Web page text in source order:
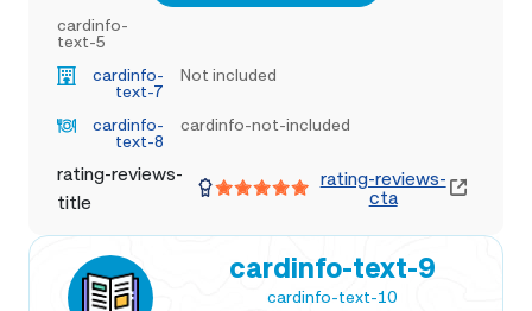
cardinfo-
text-5
cardinfo-
text-7
Not included
cardinfo-
text-8
cardinfo-not-included
rating-reviews-
title
rating-reviews-
cta
cardinfo-text-9
cardinfo-text-10